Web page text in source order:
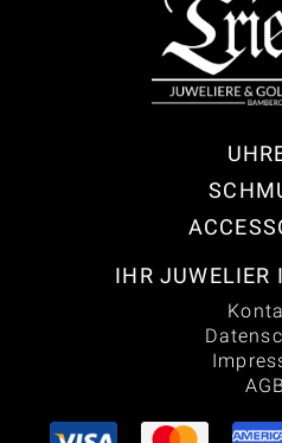
IHR JUWELIER
AGB